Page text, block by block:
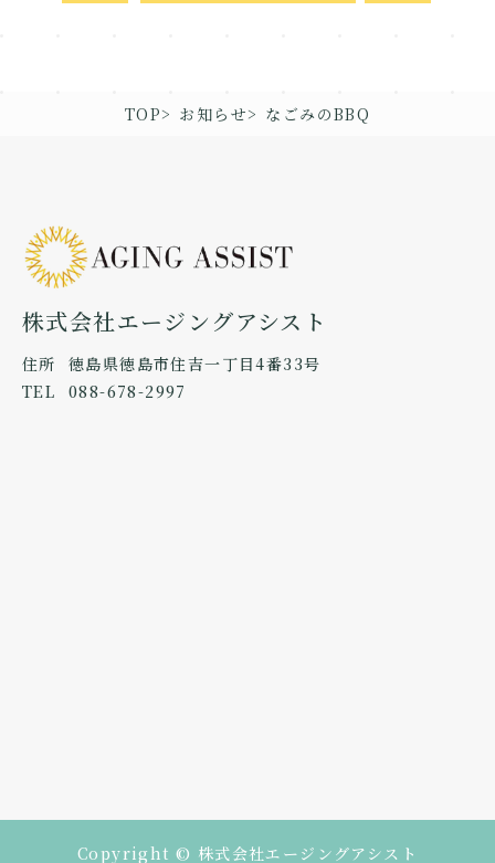
TOP お知らせ なごみのBBQ
株式会社エージングアシスト
住所
徳島県徳島市住吉一丁目4番33号
TEL
088-678-2997
Copyright © 株式会社エージングアシスト